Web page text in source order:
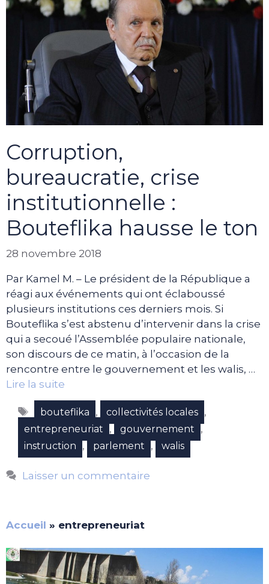
Corruption,
bureaucratie, crise
institutionnelle :
Bouteflika hausse le ton
28 novembre 2018
Par Kamel M. – Le président de la République a
réagi aux événements qui ont éclaboussé
plusieurs institutions ces derniers mois. Si
Bouteflika s’est abstenu d’intervenir dans la crise
qui a secoué l’Assemblée populaire nationale,
son discours de ce matin, à l’occasion de la
rencontre entre le gouvernement et les walis, …
Lire la suite
Étiquettes
bouteflika , collectivités locales ,
entrepreneuriat , gouvernement ,
instruction , parlement , walis
Laisser un commentaire
Accueil » entrepreneuriat